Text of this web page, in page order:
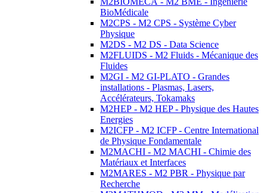
BioMédicale
M2CPS - M2 CPS - Système Cyber
Physique
M2DS - M2 DS - Data Science
M2FLUIDS - M2 Fluids - Mécanique des
Fluides
M2GI - M2 GI-PLATO - Grandes
installations - Plasmas, Lasers,
Accélérateurs, Tokamaks
M2HEP - M2 HEP - Physique des Hautes
Energies
M2ICFP - M2 ICFP - Centre International
de Physique Fondamentale
M2MACHI - M2 MACHI - Chimie des
Matériaux et Interfaces
M2MARES - M2 PBR - Physique par
Recherche